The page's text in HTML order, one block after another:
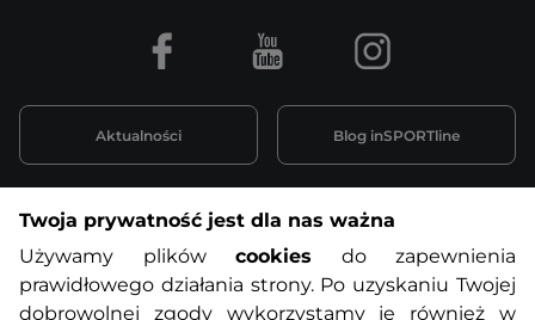
Informacje o zakupach
O nas Regulamin sklepu
Aktualności Blog inSPORTline
Facebook Youtube Instagram
Twoja prywatność jest dla nas ważna
Używamy plików cookies do zapewnienia
prawidłowego działania strony. Po uzyskaniu Twojej
dobrowolnej zgody wykorzystamy je również w